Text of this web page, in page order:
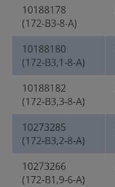
10188178
(172-B3-8-A)
10188180
(172-B3,1-8-A)
10188182
(172-B3,3-8-A)
10273285
(172-B3,2-8-A)
10273266
(172-B1,9-6-A)